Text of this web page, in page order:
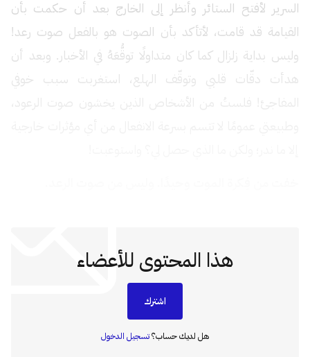
السرير لأفتح الستائر وأنظر إلى الخارج بعد أن حكمت بأن
القيامة قد قامت، لأتأكد بأن الصوت هو بالفعل صوت رعد!
وليس بداية زلزال كما كان متداولًا توقُّعَهُ في الأخبار. وبعد أن
هدأت دقّات قلبي وتوقّف الهلع، استغربت سبب خوفي
هذا المحتوى للأعضاء
اشترك
هل لديك حساب؟تسجيل الدخول